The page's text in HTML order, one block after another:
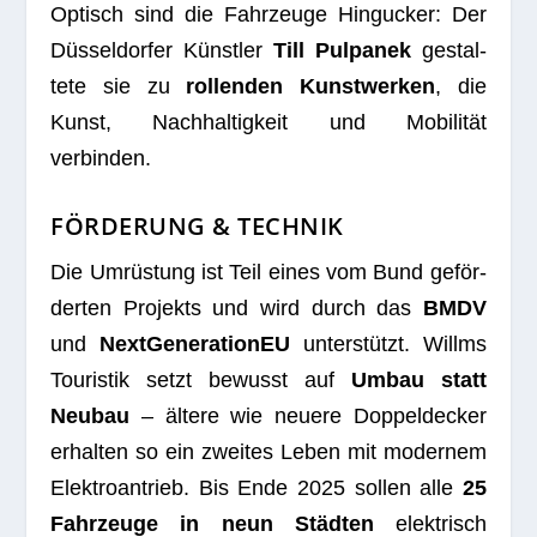
Optisch sind die Fahr­zeuge Hin­gu­cker: Der
Düs­sel­dor­fer Künst­ler Till Pul­pa­nekgestal­
tete sie zu rol­len­den Kunst­wer­ken, die
Kunst, Nach­hal­tig­keit und Mobi­li­tät
verbinden.
FÖRDERUNG & TECHNIK
Die Umrüs­tung ist Teil eines vom Bund geför­
der­ten Pro­jekts und wird durch das BMDV
und Next­Ge­ne­ra­tio­nEU unter­stützt. Willms
Tou­ris­tik setzt bewusst auf Umbau statt
Neu­bau – ältere wie neuere Dop­pel­de­cker
erhal­ten so ein zwei­tes Leben mit moder­nem
Elek­tro­an­trieb. Bis Ende 2025 sol­len alle 25
Fahr­zeuge in neun Städ­ten elek­trisch